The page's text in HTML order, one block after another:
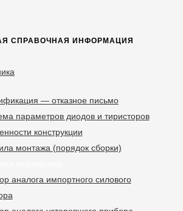
СПРАВОЧНАЯ ИНФОРМАЦИЯ
— отказное письмо
параметров диодов и тиристоров
конструкции
монтажа (порядок сборки)
аналога импортного силового